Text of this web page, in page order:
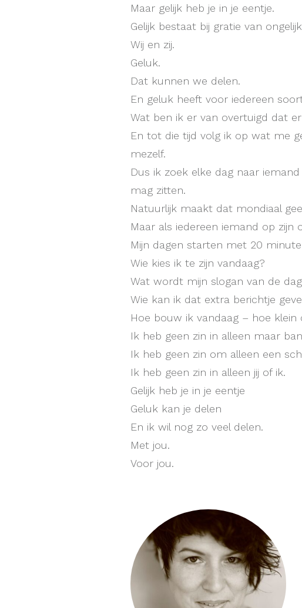
Maar gelijk heb je in je eentje.
Gelijk bestaat bij gratie van
Wij en zij.
Geluk.
Dat kunnen we delen.
En geluk heeft voor iedereen
Wat ben ik er van overtuigd dat
En tot die tijd volg ik op wat me
mezelf.
Dus ik zoek elke dag naar
mag zitten.
Natuurlijk maakt dat mondiaal
Maar als iedereen iemand op
Mijn dagen starten met 20
Wie kies ik te zijn vandaag?
Wat wordt mijn slogan van de
Wie kan ik dat extra berichtje
Hoe bouw ik vandaag – hoe
Ik heb geen zin in alleen maar
Ik heb geen zin om alleen een
Ik heb geen zin in alleen jij of ik.
Gelijk heb je in je eentje
Geluk kan je delen
En ik wil nog zo veel delen.
Met jou.
Voor jou.